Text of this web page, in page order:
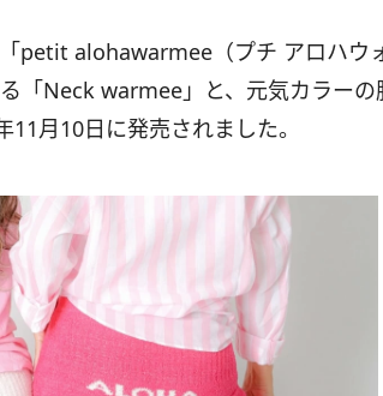
petit alohawarmee（プチ アロハウ
「Neck warmee」と、元気カラーの
月10日に発売されました。